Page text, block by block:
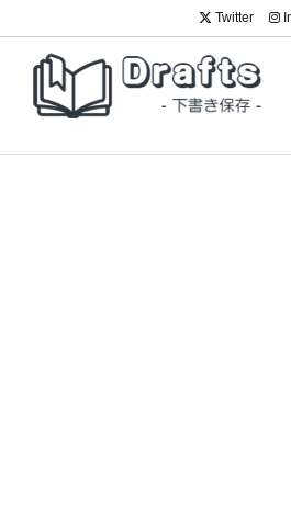
Twitter